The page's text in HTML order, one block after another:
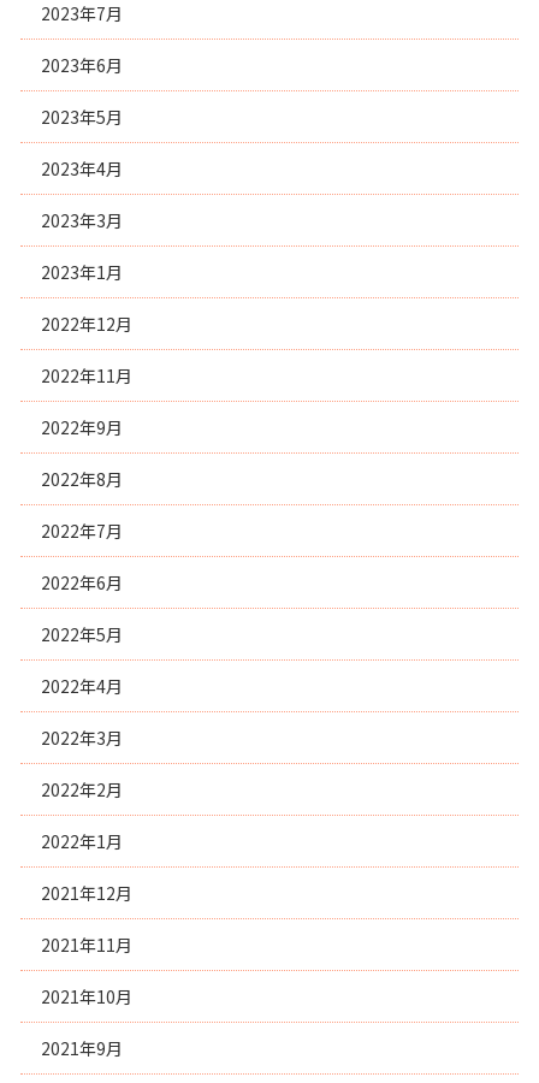
2023年7月
2023年6月
2023年5月
2023年4月
2023年3月
2023年1月
2022年12月
2022年11月
2022年9月
2022年8月
2022年7月
2022年6月
2022年5月
2022年4月
2022年3月
2022年2月
2022年1月
2021年12月
2021年11月
2021年10月
2021年9月